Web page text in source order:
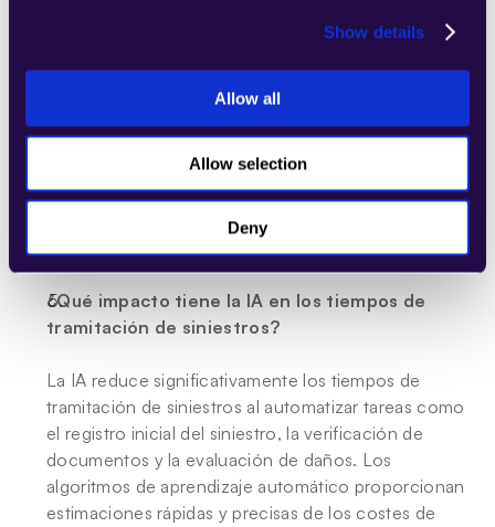
Show details
Allow all
Allow selection
Deny
analizando los datos y el comportamiento de los
Este nivel de personalización mejora la satisfacción
y la fidelidad de los clientes al ofrecer pólizas que
satisfacen las necesidades y preferencias
¿Qué impacto tiene la IA en los tiempos de
tramitación de siniestros?
La IA reduce significativamente los tiempos de
tramitación de siniestros al automatizar tareas como
el registro inicial del siniestro, la verificación de
documentos y la evaluación de daños. Los
algoritmos de aprendizaje automático proporcionan
estimaciones rápidas y precisas de los costes de